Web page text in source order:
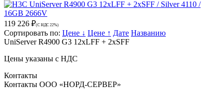
119 226 ₽(С НДС 22%)
Сортировать по: Цене ↓ Цене ↑ Дате Названию
UniServer R4900 G3 12xLFF + 2xSFF
Цены указаны с НДС
Контакты
Контакты ООО «НОРД-СЕРВЕР»